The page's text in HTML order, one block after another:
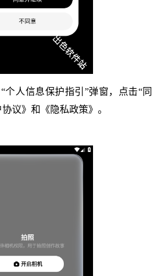
个人信息保护指引”弹窗，点击“同
议》和《隐私政策》。